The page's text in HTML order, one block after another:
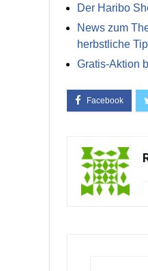
Der Haribo
News zum
herbstliche
Gratis-Aktion